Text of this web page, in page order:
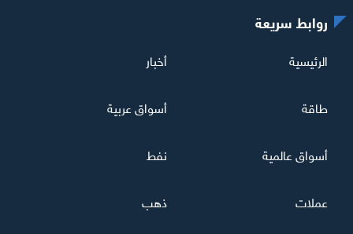
روابط سريعة
الرئيسية أخبار
طاقة أسواق عربية
أسواق عالمية نفط
عملات ذهب